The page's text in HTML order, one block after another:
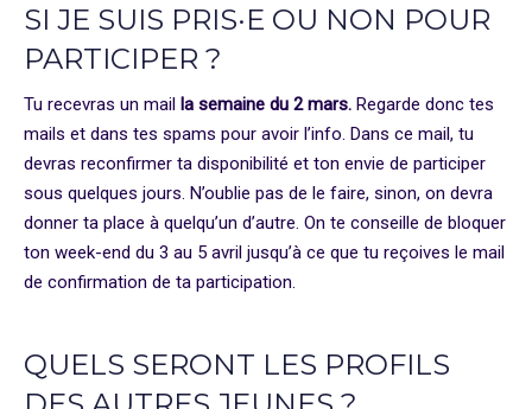
SI JE SUIS PRIS·E OU NON POUR
PARTICIPER ?
Tu recevras un mail la semaine du 2 mars. Regarde donc tes
mails et dans tes spams pour avoir l’info. Dans ce mail, tu
devras reconfirmer ta disponibilité et ton envie de participer
sous quelques jours. N’oublie pas de le faire, sinon, on devra
donner ta place à quelqu’un d’autre. On te conseille de bloquer
ton week-end du 3 au 5 avril jusqu’à ce que tu reçoives le mail
de confirmation de ta participation.
QUELS SERONT LES PROFILS